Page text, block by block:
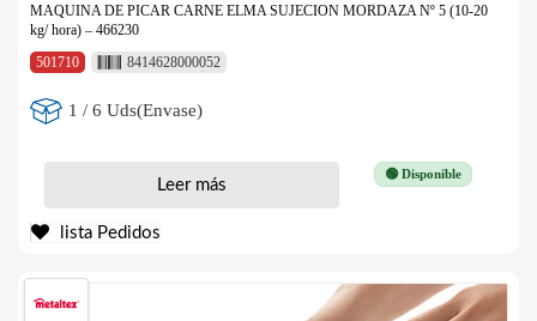
MAQUINA DE PICAR CARNE ELMA SUJECION MORDAZA Nº 5 (10-20
kg/ hora) – 466230
501710
8414628000052
1 / 6 Uds(Envase)
🟢 Disponible
Leer más
lista Pedidos